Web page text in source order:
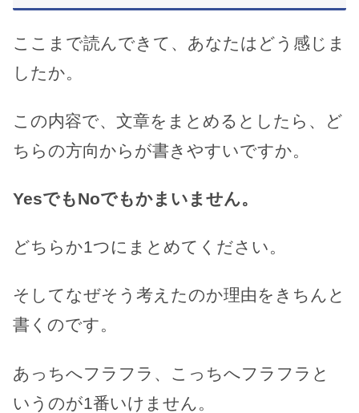
ここまで読んできて、あなたはどう感じま
したか。
この内容で、文章をまとめるとしたら、ど
ちらの方向からが書きやすいですか。
YesでもNoでもかまいません。
どちらか1つにまとめてください。
そしてなぜそう考えたのか理由をきちんと
書くのです。
あっちへフラフラ、こっちへフラフラと
いうのが1番いけません。